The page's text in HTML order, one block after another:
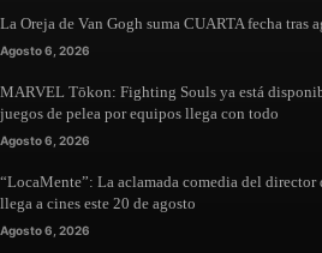
La Oreja de Van Gogh suma CUARTA fecha tras
Agosto 6, 2026
MARVEL Tōkon: Fighting Souls ya está
juegos de pelea por equipos llega con todo
Agosto 6, 2026
“LocaMente”: La aclamada comedia del director
llega a cines este 20 de agosto
Agosto 6, 2026